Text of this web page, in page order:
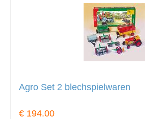
Agro Set 2 blechspielwaren
€ 194.00